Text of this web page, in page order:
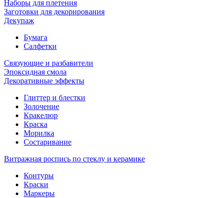
Наборы для плетения
Заготовки для декорирования
Декупаж
Бумага
Салфетки
Связующие и разбавители
Эпоксидная смола
Декоративные эффекты
Глиттер и блестки
Золочение
Кракелюр
Краска
Морилка
Состаривание
Витражная роспись по стеклу и керамике
Контуры
Краски
Маркеры